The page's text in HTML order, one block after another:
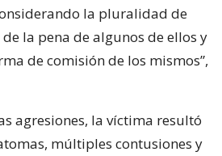
la pluralidad de
la pena de algunos de ellos y
de comisión de los mismos”,
agresiones, la víctima resultó
múltiples contusiones y